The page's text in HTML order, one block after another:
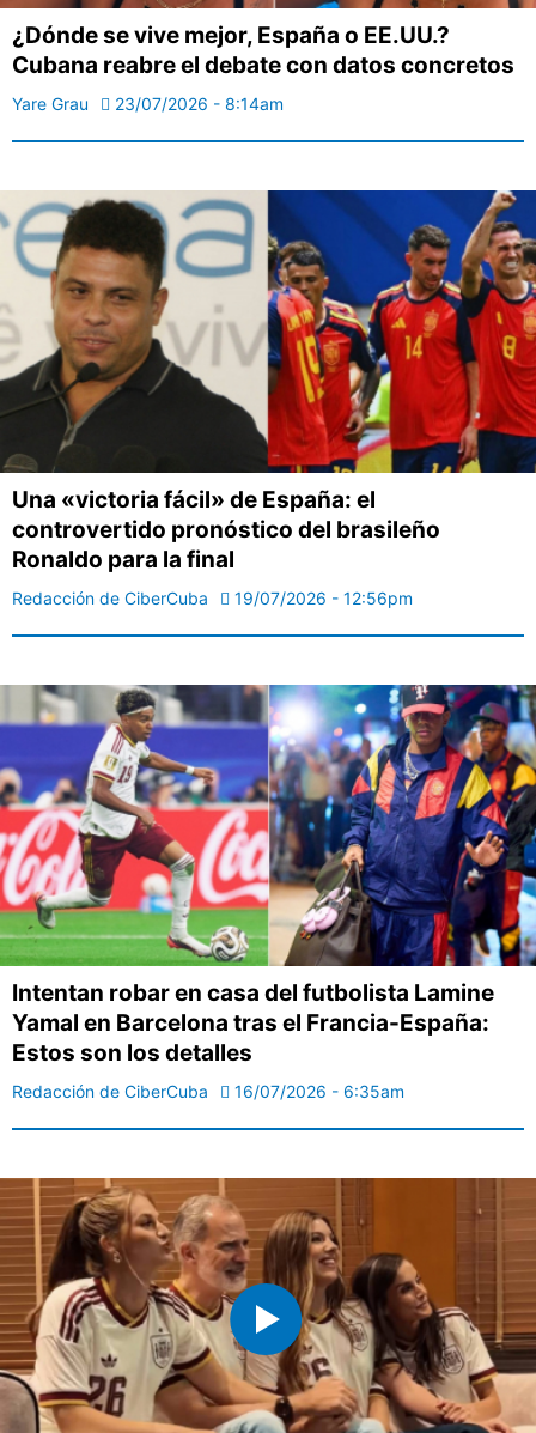
¿Dónde se vive mejor, España o EE.UU.?
Cubana reabre el debate con datos concretos
Yare Grau 23/07/2026 - 8:14am
Una «victoria fácil» de España: el
controvertido pronóstico del brasileño
Ronaldo para la final
Redacción de CiberCuba 19/07/2026 - 12:56pm
Intentan robar en casa del futbolista Lamine
Yamal en Barcelona tras el Francia-España:
Estos son los detalles
Redacción de CiberCuba 16/07/2026 - 6:35am